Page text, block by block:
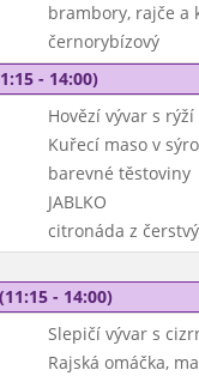
brambory, rajče a
černorybízový
- 14:00)
Hovězí vývar s
Kuřecí maso v
barevné těstoviny
JABLKO
citronáda z
- 14:00)
Slepičí vývar s
Rajská omáčka,